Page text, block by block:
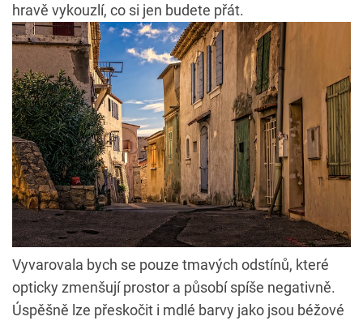
hravě vykouzlí, co si jen budete přát.
Vyvarovala bych se pouze tmavých odstínů, které
opticky zmenšují prostor a působí spíše negativně.
Úspěšně lze přeskočit i mdlé barvy jako jsou béžové